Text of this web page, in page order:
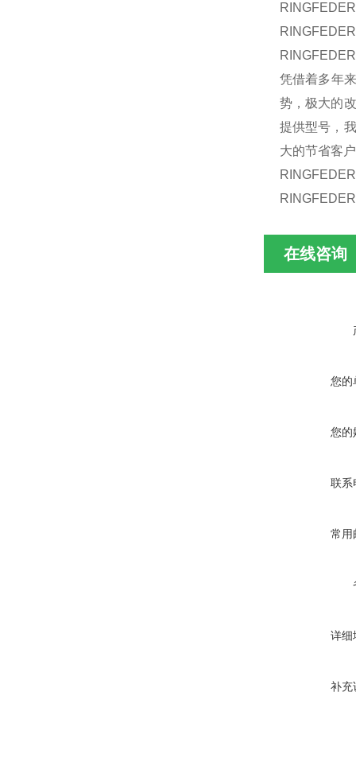
凭借着多年
势，极大的
提供型号，
大的节省客
在线咨询
您的
您的
联系
常用
详细
补充